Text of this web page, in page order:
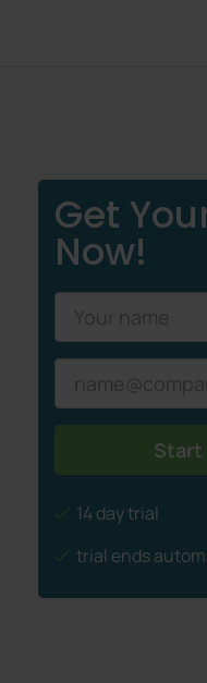
Get
Now!
Start
14 day trial
trial ends